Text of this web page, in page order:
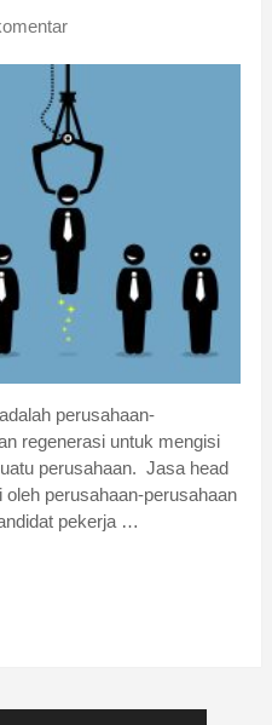
perusahaan-
regenerasi untuk mengisi
perusahaan. Jasa head
perusahaan-perusahaan
pekerja …